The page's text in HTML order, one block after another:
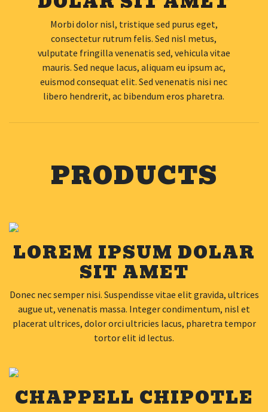
Morbi dolor nisl, tristique sed purus eget,
consectetur rutrum felis. Sed nisl metus,
vulputate fringilla venenatis sed, vehicula vitae
mauris. Sed neque lacus, aliquam eu ipsum ac,
euismod consequat elit. Sed venenatis nisi nec
libero hendrerit, ac bibendum eros pharetra.
PRODUCTS
LOREM IPSUM DOLAR
SIT AMET
Donec nec semper nisi. Suspendisse vitae elit gravida, ultrices
augue ut, venenatis massa. Integer condimentum, nisl et
placerat ultrices, dolor orci ultricies lacus, pharetra tempor
tortor elit id lectus.
CHAPPELL CHIPOTLE